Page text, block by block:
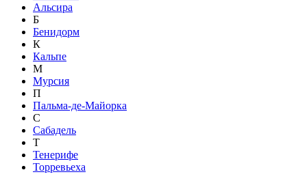
Альсира
Б
Бенидорм
К
Кальпе
М
Мурсия
П
Пальма-де-Майорка
С
Сабадель
Т
Тенерифе
Торревьеха